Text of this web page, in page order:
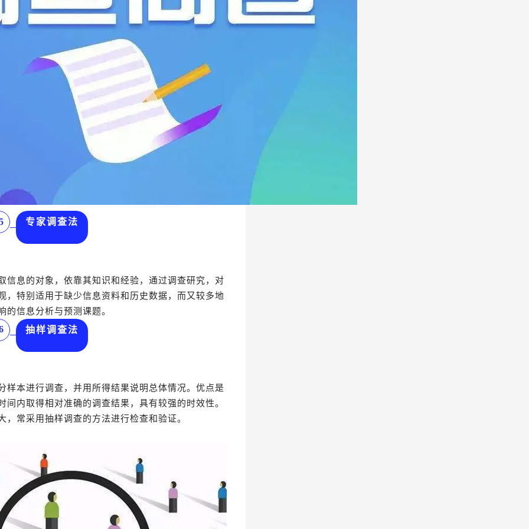
专家调查法
信息的对象，依靠其知识和经验，通过调查研究，对
，特别适用于缺少信息资料和历史数据，而又较多地
信息分析与预测课题。
抽样调查法
样本进行调查，并用所得结果说明总体情况。优点是
内取得相对准确的调查结果，具有较强的时效性。
常采用抽样调查的方法进行检查和验证。